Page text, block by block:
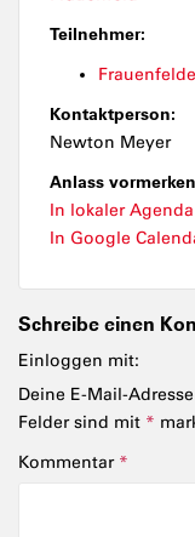
Teilnehmer:
Kontaktperson:
Newton Meyer
Anlass
In lokaler
In Google
Schreibe einen
Einloggen mit:
Deine E-Mail-
Felder sind mit *
Kommentar *